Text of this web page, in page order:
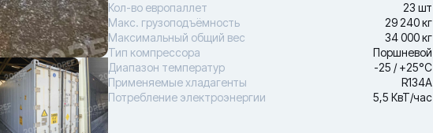
Кол-во европаллет
23 шт
Макс. грузоподъёмность
29 240 кг
Максимальный общий вес
34 000 кг
Тип компрессора
Поршневой
Диапазон температур
-25 / +25°С
Применяемые хладагенты
R134A
Потребление электроэнергии
5,5 КвТ/час